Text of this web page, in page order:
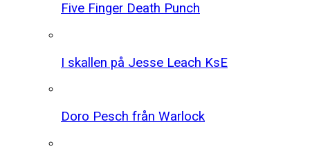
Five Finger Death Punch
I skallen på Jesse Leach KsE
Doro Pesch från Warlock